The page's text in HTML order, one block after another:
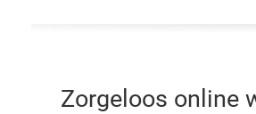
Zorgeloos online